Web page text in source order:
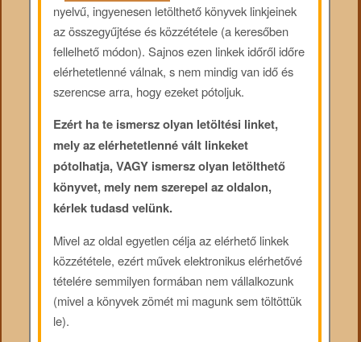
nyelvű, ingyenesen letölthető könyvek linkjeinek
az összegyűjtése és közzététele (a keresőben
fellelhető módon). Sajnos ezen linkek időről időre
elérhetetlenné válnak, s nem mindig van idő és
szerencse arra, hogy ezeket pótoljuk.
Ezért ha te ismersz olyan letöltési linket,
mely az elérhetetlenné vált linkeket
pótolhatja, VAGY ismersz olyan letölthető
könyvet, mely nem szerepel az oldalon,
kérlek tudasd velünk.
Mivel az oldal egyetlen célja az elérhető linkek
közzététele, ezért művek elektronikus elérhetővé
tételére semmilyen formában nem vállalkozunk
(mivel a könyvek zömét mi magunk sem töltöttük
le).